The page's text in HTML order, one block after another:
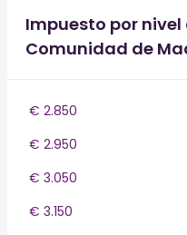
Impuesto por nivel
Comunidad de
€ 2.850
€ 2.950
€ 3.050
€ 3.150